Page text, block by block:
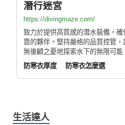
潛行迷宮
https://divingmaze.com/
致力於提供高質感的潛水裝備，確
靠的夥伴。堅持嚴格的品質控管，
無後顧之憂地探索水下的無限可能
防寒衣厚度
防寒衣怎麼選
生活達人